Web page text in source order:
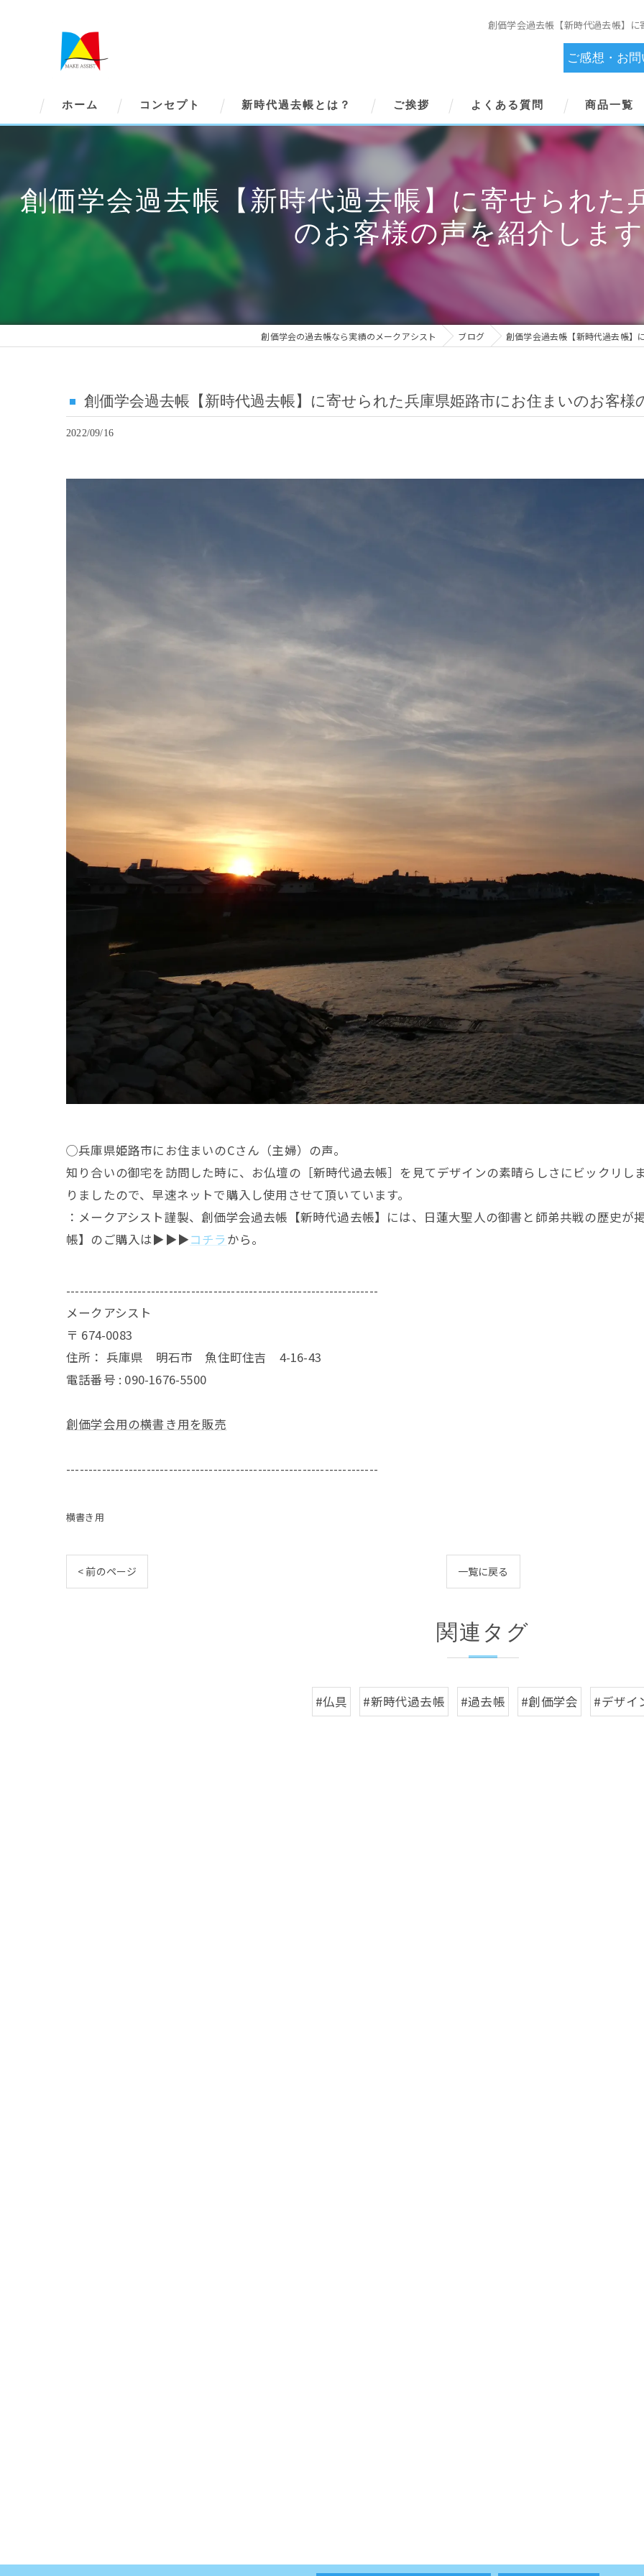
創価学会過去帳【新時代過去帳】に
ご感想・お
ホーム コンセプト 新時代過去帳とは？ ご挨拶 よくある質問 商品一覧
創価学会過去帳【新時代過去帳】に寄せられた
のお客様の声を紹介しま
創価学会の過去帳なら実績のメークアシスト ブログ 創価学会過去帳【新時代過去帳】
創価学会過去帳【新時代過去帳】に寄せられた兵庫県姫路市にお住まいのお客様
2022/09/16
◯兵庫県姫路市にお住まいのCさん（主婦）の声。
知り合いの御宅を訪問した時に、お仏壇の［新時代過去帳］を見てデザインの素晴らしさにビックリし
りましたので、早速ネットで購入し使用させて頂いています。
：メークアシスト謹製、創価学会過去帳【新時代過去帳】には、日蓮大聖人の御書と師弟共戦の歴史が
帳】のご購入は▶︎▶︎▶︎コチラから。
----------------------------------------------------------------------
メークアシスト
〒 674-0083
住所： 兵庫県 明石市 魚住町住吉 4-16-43
電話番号 : 090-1676-5500
創価学会用の横書き用を販売
----------------------------------------------------------------------
横書き用
< 前のページ 一覧に戻る
関連タグ
#仏具 #新時代過去帳 #過去帳 #創価学会 #デザイ